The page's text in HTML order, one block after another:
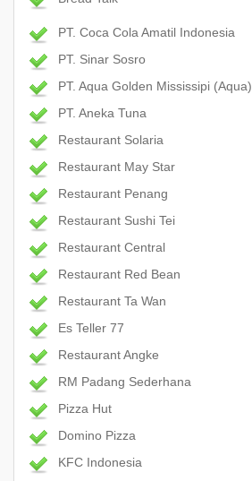
PT. Coca Cola Amatil Indonesia
PT. Sinar Sosro
PT. Aqua Golden Mississipi (Aqua)
PT. Aneka Tuna
Restaurant Solaria
Restaurant May Star
Restaurant Penang
Restaurant Sushi Tei
Restaurant Central
Restaurant Red Bean
Restaurant Ta Wan
Es Teller 77
Restaurant Angke
RM Padang Sederhana
Pizza Hut
Domino Pizza
KFC Indonesia